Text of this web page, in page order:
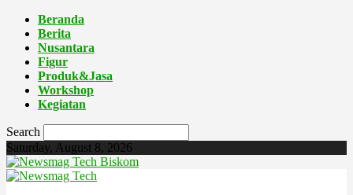
Beranda
Berita
Nusantara
Figur
Produk&Jasa
Workshop
Kegiatan
Search
Saturday, August 8, 2026
Biskom